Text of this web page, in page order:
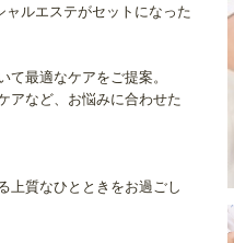
ルエステがセットになった
最適なケアをご提案。
アなど、お悩みに合わせた
上質なひとときをお過ごし